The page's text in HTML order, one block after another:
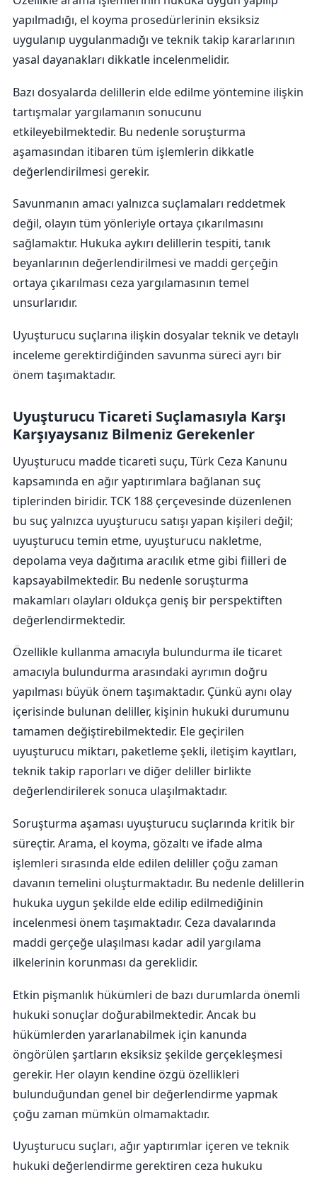
yapılmadığı, el koyma prosedürlerinin eksiksiz
uygulanıp uygulanmadığı ve teknik takip kararlarının
yasal dayanakları dikkatle incelenmelidir.
Bazı dosyalarda delillerin elde edilme yöntemine ilişkin
tartışmalar yargılamanın sonucunu
etkileyebilmektedir. Bu nedenle soruşturma
aşamasından itibaren tüm işlemlerin dikkatle
değerlendirilmesi gerekir.
Savunmanın amacı yalnızca suçlamaları reddetmek
değil, olayın tüm yönleriyle ortaya çıkarılmasını
sağlamaktır. Hukuka aykırı delillerin tespiti, tanık
beyanlarının değerlendirilmesi ve maddi gerçeğin
ortaya çıkarılması ceza yargılamasının temel
unsurlarıdır.
Uyuşturucu suçlarına ilişkin dosyalar teknik ve detaylı
inceleme gerektirdiğinden savunma süreci ayrı bir
önem taşımaktadır.
Uyuşturucu Ticareti Suçlamasıyla Karşı
Karşıyaysanız Bilmeniz Gerekenler
Uyuşturucu madde ticareti suçu, Türk Ceza Kanunu
kapsamında en ağır yaptırımlara bağlanan suç
tiplerinden biridir. TCK 188 çerçevesinde düzenlenen
bu suç yalnızca uyuşturucu satışı yapan kişileri değil;
uyuşturucu temin etme, uyuşturucu nakletme,
depolama veya dağıtıma aracılık etme gibi fiilleri de
kapsayabilmektedir. Bu nedenle soruşturma
makamları olayları oldukça geniş bir perspektiften
değerlendirmektedir.
Özellikle kullanma amacıyla bulundurma ile ticaret
amacıyla bulundurma arasındaki ayrımın doğru
yapılması büyük önem taşımaktadır. Çünkü aynı olay
içerisinde bulunan deliller, kişinin hukuki durumunu
tamamen değiştirebilmektedir. Ele geçirilen
uyuşturucu miktarı, paketleme şekli, iletişim kayıtları,
teknik takip raporları ve diğer deliller birlikte
değerlendirilerek sonuca ulaşılmaktadır.
Soruşturma aşaması uyuşturucu suçlarında kritik bir
süreçtir. Arama, el koyma, gözaltı ve ifade alma
işlemleri sırasında elde edilen deliller çoğu zaman
davanın temelini oluşturmaktadır. Bu nedenle delillerin
hukuka uygun şekilde elde edilip edilmediğinin
incelenmesi önem taşımaktadır. Ceza davalarında
maddi gerçeğe ulaşılması kadar adil yargılama
ilkelerinin korunması da gereklidir.
Etkin pişmanlık hükümleri de bazı durumlarda önemli
hukuki sonuçlar doğurabilmektedir. Ancak bu
hükümlerden yararlanabilmek için kanunda
öngörülen şartların eksiksiz şekilde gerçekleşmesi
gerekir. Her olayın kendine özgü özellikleri
bulunduğundan genel bir değerlendirme yapmak
çoğu zaman mümkün olmamaktadır.
Uyuşturucu suçları, ağır yaptırımlar içeren ve teknik
hukuki değerlendirme gerektiren ceza hukuku